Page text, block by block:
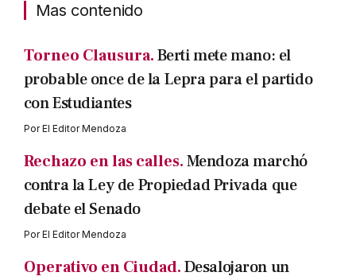
Mas contenido
Torneo Clausura.Berti mete mano: el
probable once de la Lepra para el partido
con Estudiantes
PorEl Editor Mendoza
Rechazo en las calles.Mendoza marchó
contra la Ley de Propiedad Privada que
debate el Senado
PorEl Editor Mendoza
Operativo en Ciudad.Desalojaron un